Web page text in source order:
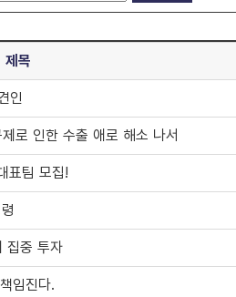
제목
인
로 인한 수출 애로 해소 나서
표팀 모집!
집중 투자
임진다.